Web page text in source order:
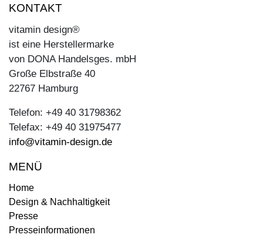
KONTAKT
vitamin design®
ist eine Herstellermarke
von DONA Handelsges. mbH
Große Elbstraße 40
22767 Hamburg
Telefon: +49 40 31798362
Telefax: +49 40 31975477
info@vitamin-design.de
MENÜ
Home
Design & Nachhaltigkeit
Presse
Presseinformationen